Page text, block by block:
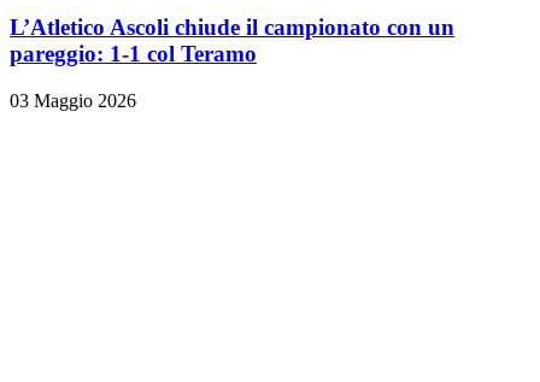
L’Atletico Ascoli chiude il campionato con un
pareggio: 1-1 col Teramo
03 Maggio 2026